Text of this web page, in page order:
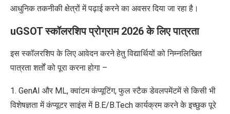
आधुनिक तकनीकी क्षेत्रों में पढ़ाई करने का अवसर दिया जा रहा है।
uGSOT स्कॉलरशिप प्रोग्राम 2026 के लिए पात्रता
इस स्कॉलरशिप के लिए आवेदन करने हेतु विद्यार्थियों को निम्नलिखित
पात्रता शर्तों को पूरा करना होगा –
1. GenAI और ML,क्वांटम कंप्यूटिंग,फुल स्टैक डेवलपमेंटमें से किसी भी
विशेषज्ञता में कंप्यूटर साइंस में B.E/B.Techकार्यक्रम करने के इच्छुक पूरे